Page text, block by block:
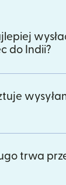
do Indii?
trwa